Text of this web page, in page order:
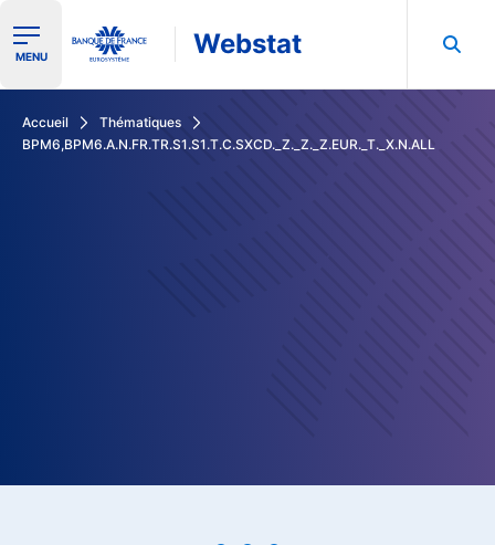
Ouvrir le menu de navigation
MENU Webstat
Accueil
Thématiques
BPM6,BPM6.A.N.FR.TR.S1.S1.T.C.SXCD._Z._Z._Z.EUR._T._X.N.ALL